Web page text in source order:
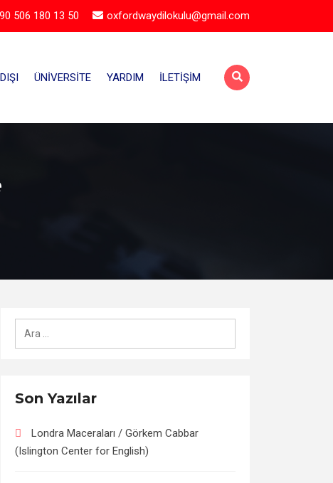
506 180 13 50 oxfordwaydilokulu@gmail.com
ÜNIVERSITE YARDIM İLETIŞIM
Arama:
Son Yazılar
Londra Maceraları / Görkem Cabbar
(Islington Center for English)